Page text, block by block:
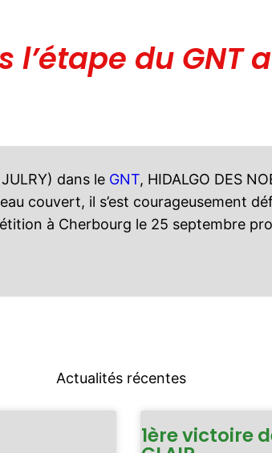
l’étape du GNT
dans le GNT, HIDALGO DES
couvert, il s’est courageusement
à Cherbourg le 25 septembre
Actualités récentes
1ère victoire